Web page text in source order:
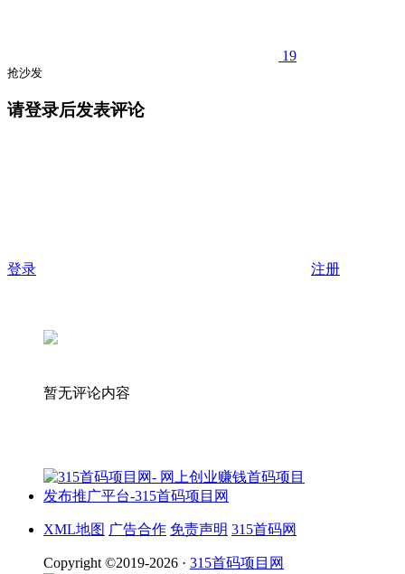
19
抢沙发
请登录后发表评论
登录 注册
暂无评论内容
XML地图 广告合作 免责声明 315首码网
Copyright ©2019-2026 · 315首码项目网